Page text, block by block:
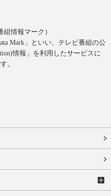
組情報マーク）
Mark」といい、テレビ番組の公
情報」を利用したサービスに
。